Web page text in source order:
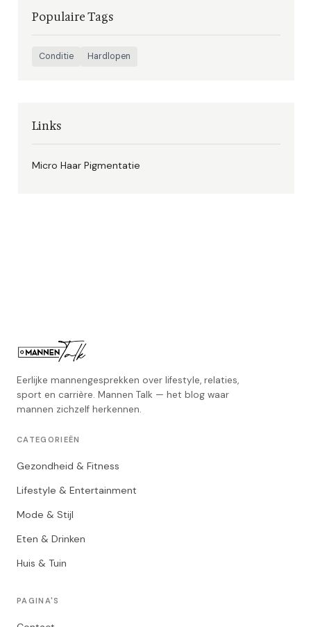
Populaire Tags
Conditie Hardlopen
Links
Micro Haar Pigmentatie
Eerlijke mannengesprekken over lifestyle, relaties,
sport en carrière. Mannen Talk — het blog waar
mannen zichzelf herkennen.
CATEGORIEËN
Gezondheid & Fitness
Lifestyle & Entertainment
Mode & Stijl
Eten & Drinken
Huis & Tuin
PAGINA'S